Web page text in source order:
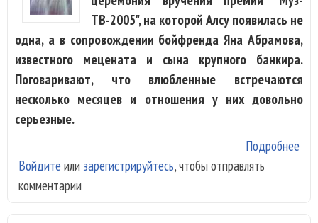
ТВ-2005", на которой Алсу появилась не
одна, а в сопровождении бойфренда Яна Абрамова,
известного мецената и сына крупного банкира.
Поговаривают, что влюбленные встречаются
несколько месяцев и отношения у них довольно
серьезные.
Подробнее
Войдите или зарегистрируйтесь, чтобы отправлять
комментарии